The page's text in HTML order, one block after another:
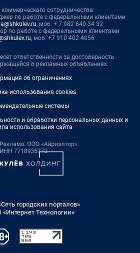
сотрудничества:
по работе с федеральными клиентами
, моб. + 7 982 640 34 32
по работе с федеральными клиентами
, моб. +7 910 402 4056
ответственности за достоверность
в рекламных объявлениях.
об ограничениях
использования cookies
системы
и обработки персональных данных и
использования сайта
городских порталов»
Технологии»